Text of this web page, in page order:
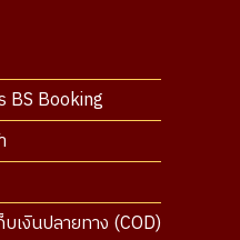
BS Booking
เงินปลายทาง (COD)